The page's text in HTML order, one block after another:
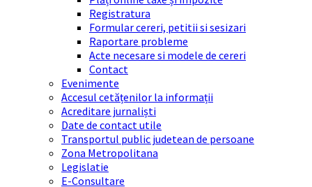
Registratura
Formular cereri, petitii si sesizari
Raportare probleme
Acte necesare si modele de cereri
Contact
Evenimente
Accesul cetățenilor la informații
Acreditare jurnaliști
Date de contact utile
Transportul public judetean de persoane
Zona Metropolitana
Legislatie
E-Consultare